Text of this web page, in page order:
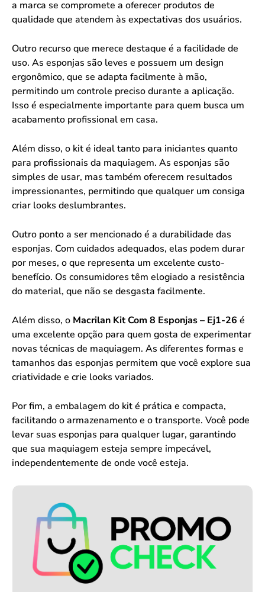
a marca se compromete a oferecer produtos de
qualidade que atendem às expectativas dos usuários.
Outro recurso que merece destaque é a facilidade de
uso. As esponjas são leves e possuem um design
ergonômico, que se adapta facilmente à mão,
permitindo um controle preciso durante a aplicação.
Isso é especialmente importante para quem busca um
acabamento profissional em casa.
Além disso, o kit é ideal tanto para iniciantes quanto
para profissionais da maquiagem. As esponjas são
simples de usar, mas também oferecem resultados
impressionantes, permitindo que qualquer um consiga
criar looks deslumbrantes.
Outro ponto a ser mencionado é a durabilidade das
esponjas. Com cuidados adequados, elas podem durar
por meses, o que representa um excelente custo-
benefício. Os consumidores têm elogiado a resistência
do material, que não se desgasta facilmente.
Além disso, o Macrilan Kit Com 8 Esponjas – Ej1-26 é
uma excelente opção para quem gosta de experimentar
novas técnicas de maquiagem. As diferentes formas e
tamanhos das esponjas permitem que você explore sua
criatividade e crie looks variados.
Por fim, a embalagem do kit é prática e compacta,
facilitando o armazenamento e o transporte. Você pode
levar suas esponjas para qualquer lugar, garantindo
que sua maquiagem esteja sempre impecável,
independentemente de onde você esteja.